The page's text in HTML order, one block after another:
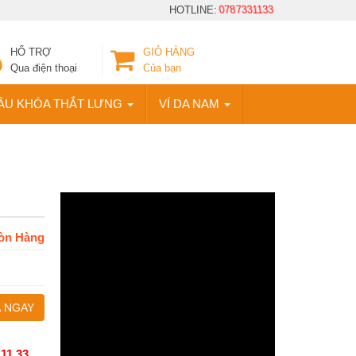
HOTLINE:0787331133
HỔ TRỢ
Qua điện thoại
GIỎ HÀNG
Của bạn
KHÓA THẮT LƯNG VÍ DA NAM
Hàng